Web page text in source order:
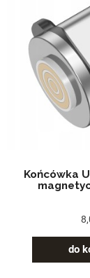
Końcówka
do